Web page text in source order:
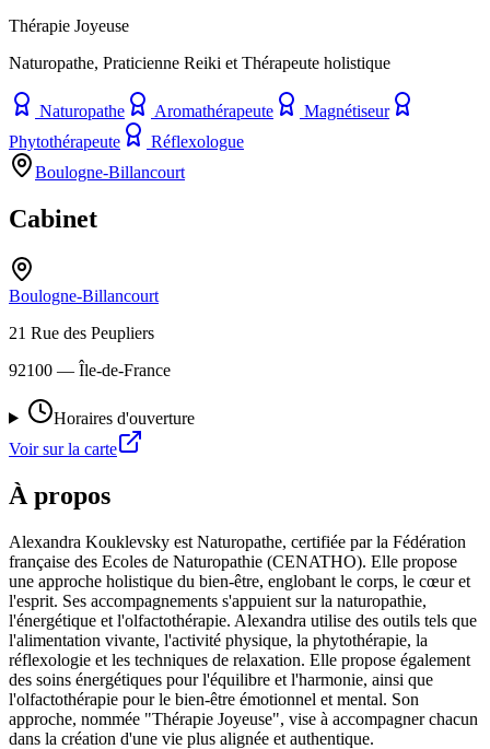
Thérapie Joyeuse
Naturopathe, Praticienne Reiki et Thérapeute holistique
Naturopathe Aromathérapeute
Magnétiseur
Phytothérapeute
Réflexologue
Boulogne-Billancourt
Cabinet
Boulogne-Billancourt
21 Rue des Peupliers
92100 — Île-de-France
Horaires d'ouverture
Voir sur la carte
À propos
Alexandra Kouklevsky est Naturopathe, certifiée par la Fédération
française des Ecoles de Naturopathie (CENATHO). Elle propose
une approche holistique du bien-être, englobant le corps, le cœur et
l'esprit. Ses accompagnements s'appuient sur la naturopathie,
l'énergétique et l'olfactothérapie. Alexandra utilise des outils tels que
l'alimentation vivante, l'activité physique, la phytothérapie, la
réflexologie et les techniques de relaxation. Elle propose également
des soins énergétiques pour l'équilibre et l'harmonie, ainsi que
l'olfactothérapie pour le bien-être émotionnel et mental. Son
approche, nommée "Thérapie Joyeuse", vise à accompagner chacun
dans la création d'une vie plus alignée et authentique.